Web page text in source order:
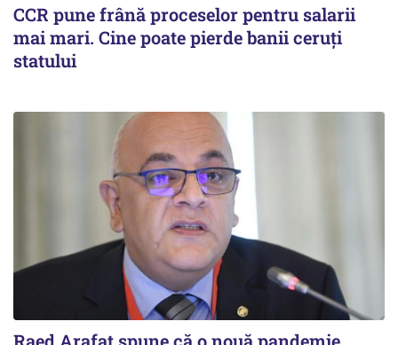
CCR pune frână proceselor pentru salarii
mai mari. Cine poate pierde banii ceruți
statului
Raed Arafat spune că o nouă pandemie